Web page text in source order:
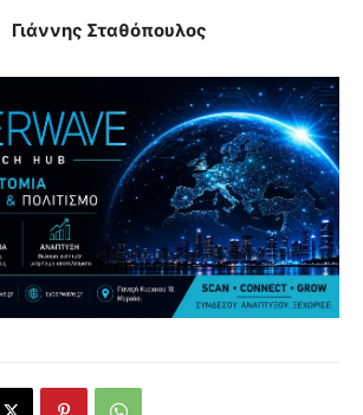
Γιάννης Σταθόπουλος